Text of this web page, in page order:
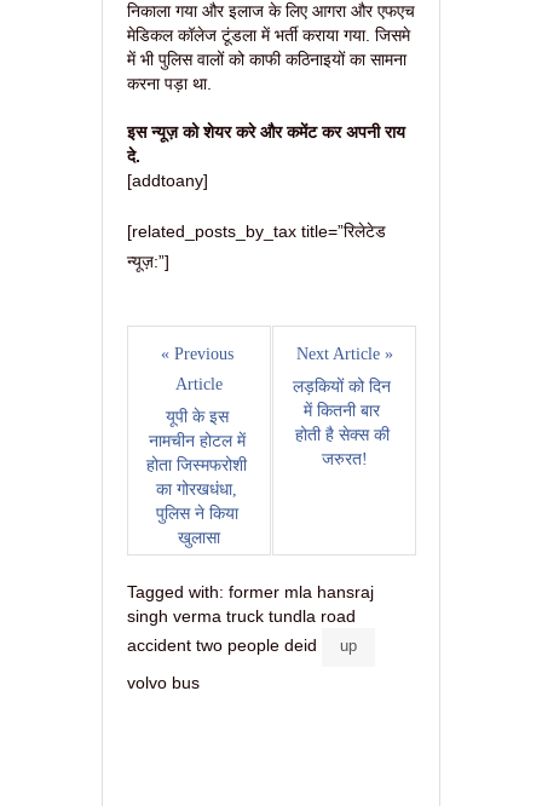
निकाला गया और इलाज के लिए आगरा और एफएच
मेडिकल कॉलेज टूंडला में भर्ती कराया गया. जिसमे
में भी पुलिस वालों को काफी कठिनाइयों का सामना
करना पड़ा था.
इस न्यूज़ को शेयर करे और कमेंट कर अपनी राय
दे.
[addtoany]
[related_posts_by_tax title=”रिलेटेड
न्यूज़:”]
« Previous
Article
यूपी के इस
नामचीन होटल में
होता जिस्मफरोशी
का गोरखधंधा,
पुलिस ने किया
खुलासा
Next Article »
लड़कियों को दिन
में कितनी बार
होती है सेक्स की
जरुरत!
Tagged with: former mla hansraj
singh verma truck tundla road
accident two people deid
up
volvo bus